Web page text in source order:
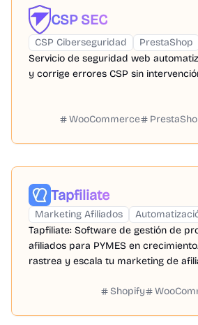
CSP SEC
CSP Ciberseguridad PrestaShop
Servicio de seguridad web
y corrige errores CSP sin
WooCommerce
Tapfiliate
Marketing Afiliados
Tapfiliate: Software de gestión de
afiliados para PYMES en
rastrea y escala tu marketing de
Shopify